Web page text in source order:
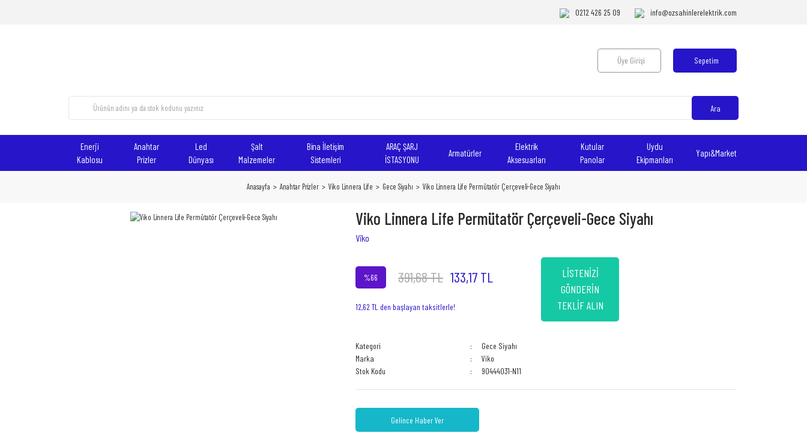
0212 426 25 09 info@ozsahinlerelektrik.com
Üye Girişi Sepetim
Ara
Enerji
Kablosu
Anahtar
Prizler
Led
Dünyası
Şalt
Malzemeler
Bina İletişim
Sistemleri
ARAÇ ŞARJ
İSTASYONU
Armatürler
Elektrik
Aksesuarları
Kutular
Panolar
Uydu
Ekipmanları
Yapı&Market
Anasayfa Anahtar Prizler Viko Linnera Life Gece Siyahı Viko Linnera Life Permütatör Çerçeveli-Gece Siyahı
Viko Linnera Life Permütatör Çerçeveli-Gece Siyahı
Viko
%66 391,68 TL 133,17 TL
12,62 TL den başlayan taksitlerle!
LİSTENİZİ
GÖNDERİN
TEKLİF ALIN
Kategori
Gece Siyahı
Marka
Viko
Stok Kodu
90444031-N11
Gelince Haber Ver